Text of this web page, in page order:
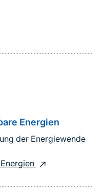
Energien
der Energiewende